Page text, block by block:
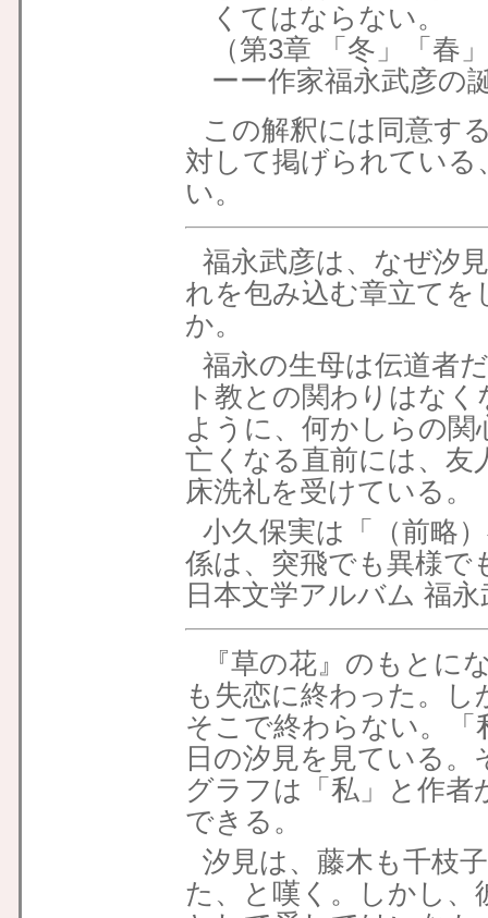
くてはならない。
（第3章 「冬」「春
ーー作家福永武彦の
この解釈には同意す
対して掲げられてい
い。
福永武彦は、なぜ汐
れを包み込む章立て
か。
福永の生母は伝道者
ト教との関わりはな
ように、何かしらの
亡くなる直前には、友
床洗礼を受けている。
小久保実は「（前略
係は、突飛でも異様で
日本文学アルバム 福
『草の花』のもとに
も失恋に終わった。
そこで終わらない。
日の汐見を見ている
グラフは「私」と作
できる。
汐見は、藤木も千枝
た、と嘆く。しかし、